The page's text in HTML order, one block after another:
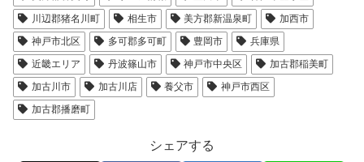
川辺郡猪名川町
相生市 美方郡新温泉町
加西市
神戸市北区
多可郡多可町 豊岡市
兵庫県
近畿エリア
丹波篠山市 神戸市中央区
加古郡稲美町
加古川市
加古川店 養父市
神戸市西区
加古郡播磨町
シェアする